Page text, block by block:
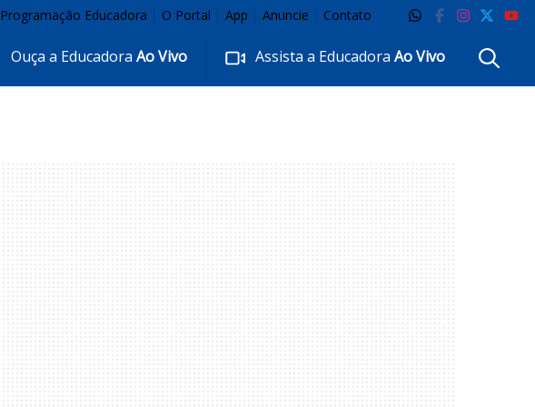
Programação Educadora O Portal App Anuncie Contato
Ouça a EducadoraAo Vivo Assista a EducadoraAo Vivo